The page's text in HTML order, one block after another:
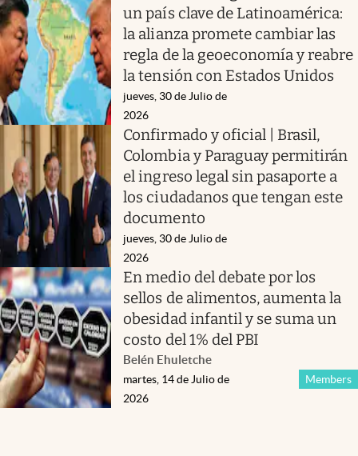
un país clave de Latinoamérica:
la alianza promete cambiar las
regla de la geoeconomía y reabre
la tensión con Estados Unidos
jueves, 30 de Julio de
2026
Confirmado y oficial | Brasil,
Colombia y Paraguay permitirán
el ingreso legal sin pasaporte a
los ciudadanos que tengan este
documento
jueves, 30 de Julio de
2026
En medio del debate por los
sellos de alimentos, aumenta la
obesidad infantil y se suma un
costo del 1% del PBI
Belén Ehuletche
Members
martes, 14 de Julio de
2026